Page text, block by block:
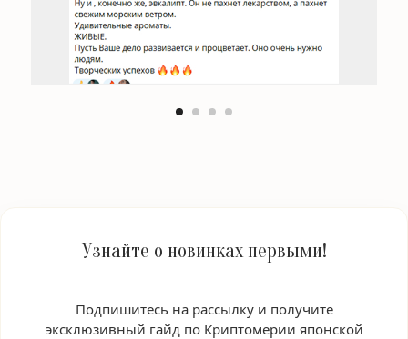
Узнайте о новинках первыми!
Подпишитесь на рассылку и получите
эксклюзивный гайд по Криптомерии японской